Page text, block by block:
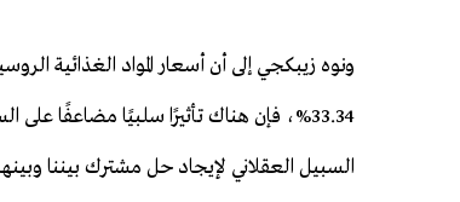
33.34%، فإن هناك تأثيرًا سلبيًا مضاعفًا
السبيل العقلاني لإيجاد حل مشترك بيننا